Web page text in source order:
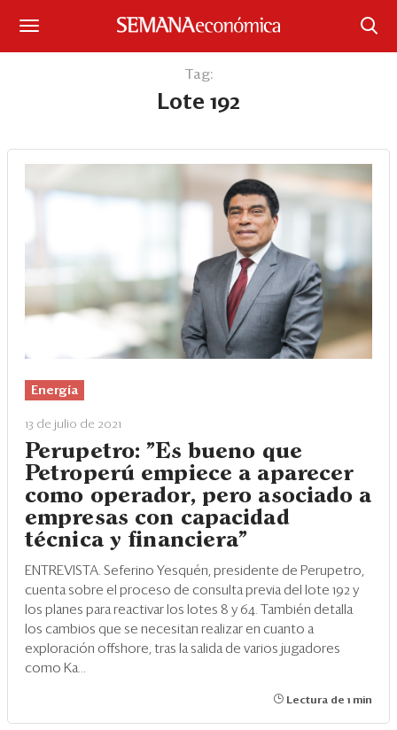
Portada
¿Qué está pasando?
Management
Economía y Finanzas
Legal y Política
Eventos
Ranking CEO
Edición Impresa
Tag:
Lote 192
Energía
13 de julio de 2021
Perupetro: "Es bueno que
Petroperú empiece a aparecer
como operador, pero asociado a
empresas con capacidad
técnica y financiera"
ENTREVISTA. Seferino Yesquén, presidente de Perupetro,
cuenta sobre el proceso de consulta previa del lote 192 y
los planes para reactivar los lotes 8 y 64. También detalla
los cambios que se necesitan realizar en cuanto a
exploración offshore, tras la salida de varios jugadores
como Ka...
Lectura de 1 min